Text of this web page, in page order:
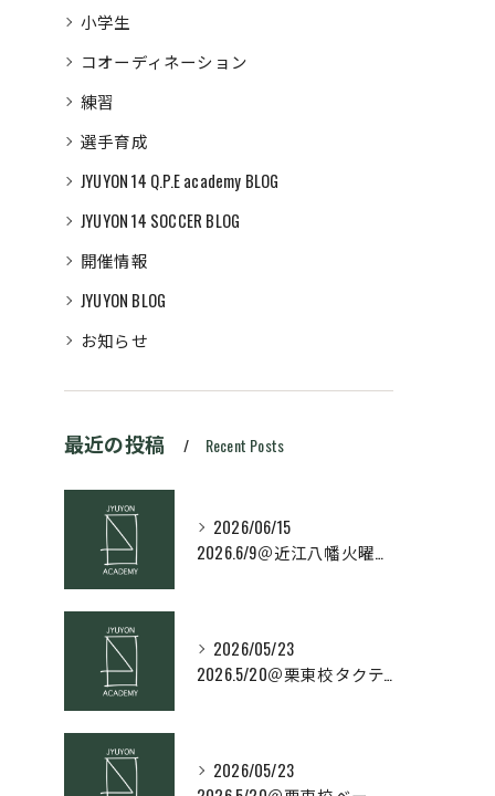
小学生
コオーディネーション
練習
選手育成
JYUYON 14 Q.P.E academy BLOG
JYUYON 14 SOCCER BLOG
開催情報
JYUYON BLOG
お知らせ
最近の投稿 Recent Posts
2026/06/15
2026.6/9＠近江八幡火曜日校スキルコース
2026/05/23
2026.5/20＠栗東校タクティクス・ネクストコース
2026/05/23